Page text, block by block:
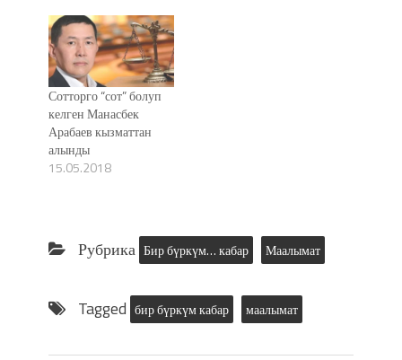
Сотторго “сот” болуп
келген Манасбек
Арабаев кызматтан
алынды
15.05.2018
Рубрика Бир бүркүм… кабар Маалымат
Tagged бир бүркүм кабар маалымат